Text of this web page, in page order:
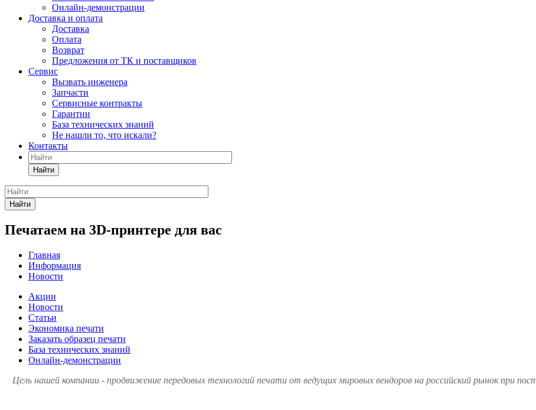
Онлайн-демонстрации
Доставка и оплата
Доставка
Оплата
Возврат
Предложения от ТК и поставщиков
Сервис
Вызвать инженера
Запчасти
Сервисные контракты
Гарантии
База технических знаний
Не нашли то, что искали?
Контакты
Найти
Найти
Печатаем на 3D-принтере для вас
Главная
Информация
Новости
Акции
Новости
Статьи
Экономика печати
Заказать образец печати
База технических знаний
Онлайн-демонстрации
Цель нашей компании - продвижение передовых технологий печати от ведущих мировых вендоров на российский рынок при